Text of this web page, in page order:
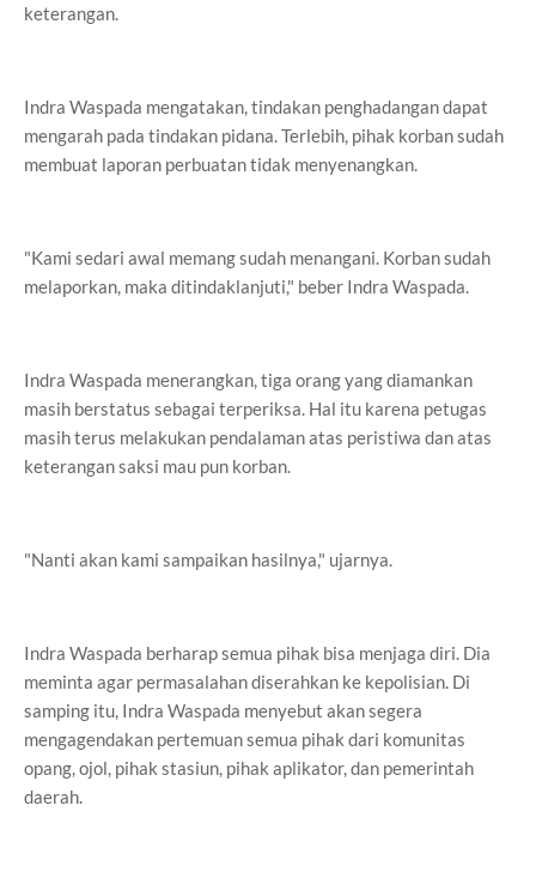
keterangan.
Indra Waspada mengatakan, tindakan penghadangan dapat
mengarah pada tindakan pidana. Terlebih, pihak korban sudah
membuat laporan perbuatan tidak menyenangkan.
"Kami sedari awal memang sudah menangani. Korban sudah
melaporkan, maka ditindaklanjuti," beber Indra Waspada.
Indra Waspada menerangkan, tiga orang yang diamankan
masih berstatus sebagai terperiksa. Hal itu karena petugas
masih terus melakukan pendalaman atas peristiwa dan atas
keterangan saksi mau pun korban.
"Nanti akan kami sampaikan hasilnya," ujarnya.
Indra Waspada berharap semua pihak bisa menjaga diri. Dia
meminta agar permasalahan diserahkan ke kepolisian. Di
samping itu, Indra Waspada menyebut akan segera
mengagendakan pertemuan semua pihak dari komunitas
opang, ojol, pihak stasiun, pihak aplikator, dan pemerintah
daerah.